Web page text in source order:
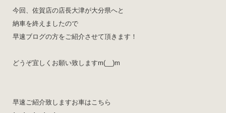
今回、佐賀店の店長大津が大分県へと
納車を終えましたので
早速ブログの方をご紹介させて頂きます！
どうぞ宜しくお願い致しますm(__)m
早速ご紹介致しますお車はこちら